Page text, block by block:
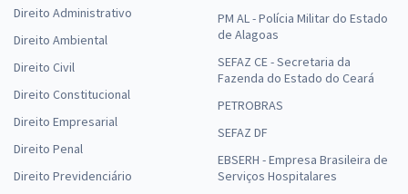
Direito Administrativo
Direito Ambiental
Direito Civil
Direito Constitucional
Direito Empresarial
Direito Penal
Direito Previdenciário
PM AL - Polícia Militar do Estado
de Alagoas
SEFAZ CE - Secretaria da
Fazenda do Estado do Ceará
PETROBRAS
SEFAZ DF
EBSERH - Empresa Brasileira de
Serviços Hospitalares